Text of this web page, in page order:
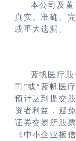
本公司及
真实、准确、
或重大遗漏。
蓝帆医疗
司”或“蓝帆医
预计达到提交
资者利益，避
证券交易所股
《中小企业板